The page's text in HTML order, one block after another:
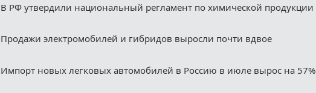
В РФ утвердили национальный регламент по химической продукции
Продажи электромобилей и гибридов выросли почти вдвое
Импорт новых легковых автомобилей в Россию в июле вырос на 57%